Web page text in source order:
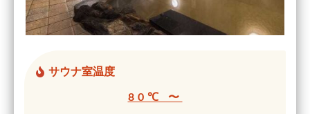
サウナ室温度
80℃ 〜